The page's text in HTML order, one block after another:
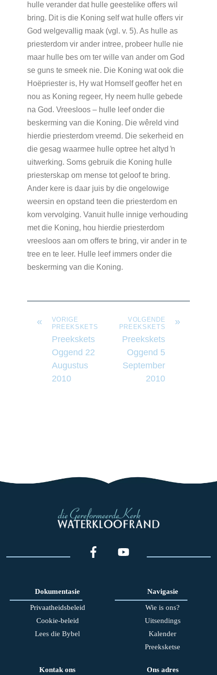
hulle verander dat hulle geestelike offers wil
bring. Dit is die Koning self wat hulle offers vir
God welgevallig maak (vgl. v. 5). As hulle as
priesterdom vir ander intree, probeer hulle nie
maar hulle bes om ter wille van ander om God
se guns te smeek nie. Die Koning wat ook die
Hoëpriester is, Hy wat Homself geoffer het en
nou as Koning regeer, Hy neem hulle gebede
na God. Vreesloos – hulle leef onder die
beskerming van die Koning. Die wêreld vind
hierdie priesterdom vreemd. Die sekerheid en
die gesag waarmee hulle optree het altyd ŉ
uitwerking. Soms gebruik die Koning hulle
priesterskap om mense tot geloof te bring.
Ander kere is daar juis by die ongelowige
weersin en opstand teen die priesterdom en
kom vervolging. Vanuit hulle innige verhouding
met die Koning, hou hierdie priesterdom
vreesloos aan om offers te bring, vir ander in te
tree en te leer. Hulle leef immers onder die
beskerming van die Koning.
«
VORIGE
PREEKSKETS
Preekskets
Oggend 22
Augustus
2010
»
VOLGENDE
PREEKSKETS
Preekskets
Oggend 5
September
2010
Dokumentasie
Privaatheidsbeleid
Cookie-beleid
Lees die Bybel
Navigasie
Wie is ons?
Uitsendings
Kalender
Preeksketse
Kontak ons Ons adres